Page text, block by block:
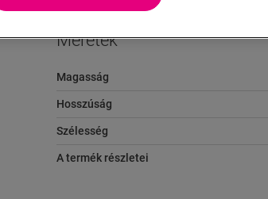
Méretek
Magasság
Hosszúság
Szélesség
A termék részletei